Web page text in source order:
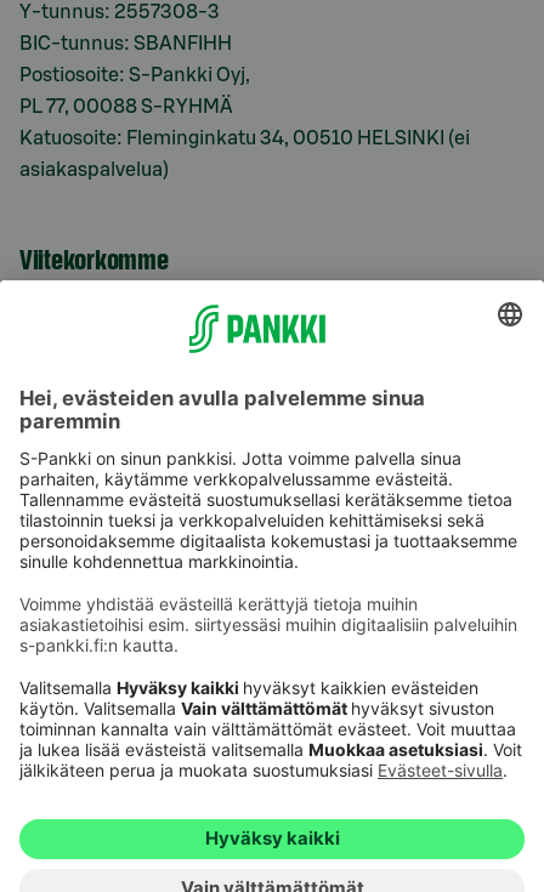
Y-tunnus: 2557308-3
BIC-tunnus: SBANFIHH
Postiosoite: S-Pankki Oyj,
PL 77, 00088 S-RYHMÄ
Katuosoite: Fleminginkatu 34, 00510 HELSINKI (ei
asiakaspalvelua)
Viitekorkomme
Käyttöehdot
Tietosuoja
Saavutettavuusseloste
Evästeet
Ehdot ja muut asiakirjat